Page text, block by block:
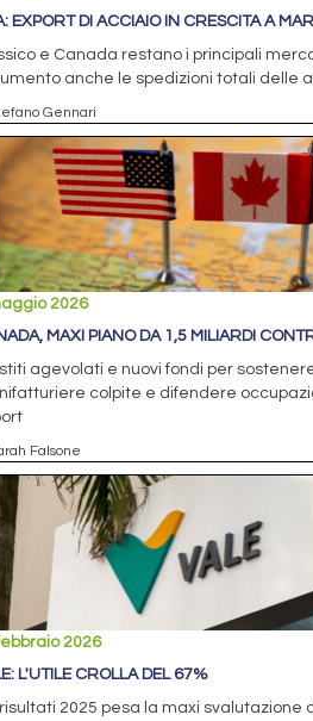
EXPORT DI ACCIAIO IN CRESCITA A
e Canada restano i principali
anche le spedizioni totali delle
Gennari
2026
MAXI PIANO DA 1,5 MILIARDI
agevolati e nuovi fondi per
colpite e difendere
Falsone
2026
L'UTILE CROLLA DEL 67%
2025 pesa la maxi svalutazione